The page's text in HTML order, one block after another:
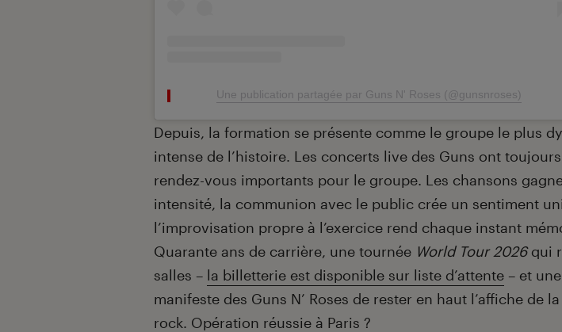
Une publication partagée par Guns N' Roses (@gunsnroses)
Depuis, la formation se présente comme le groupe le plus
intense de l’histoire. Les concerts live des Guns ont
rendez-vous importants pour le groupe. Les chansons
intensité, la communion avec le public crée un sentiment
l’improvisation propre à l’exercice rend chaque instant
Quarante ans de carrière, une tournée World Tour 2026qui
salles – la billetterie est disponible sur liste d’attente – et
manifeste des Guns N’ Roses de rester en haut l’affiche de la
rock. Opération réussie à Paris ?